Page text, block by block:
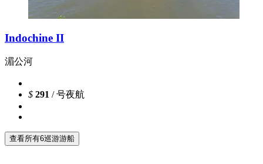
Indochine II
湄公河
$ 291 / 号夜航
查看所有6巡游游船